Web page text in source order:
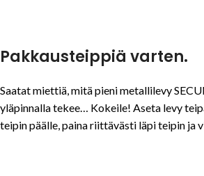
Pakkausteippiä varten.
Saatat miettiä, mitä pieni metallilevy
yläpinnalla tekee… Kokeile! Aseta levy
teipin päälle, paina riittävästi läpi teipin ja